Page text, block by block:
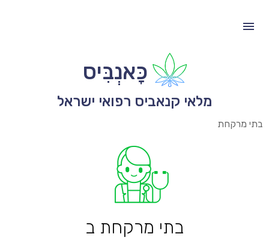
כָּאנְבִּיס
מלאי קנאביס רפואי ישראל
בתי מרקחת
בתי מרקחת ב